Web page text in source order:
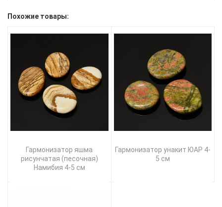
Похожие товары:
Гармонизатор яшма
рисунчатая (песочная)
Намибия 4-5 см
Гармонизатор унакит ЮАР 4-
5 см